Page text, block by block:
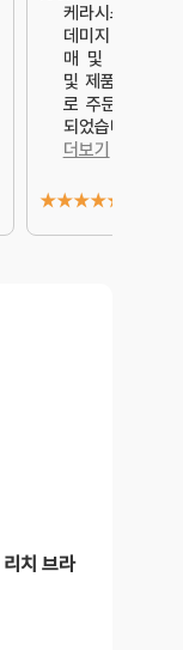
케라시스 케라
데미지 헤어세
매 및 사용 후
및 제품의 상태
로 주문한 다음
되었습니다.택
더보기
★★★★★
치 브라